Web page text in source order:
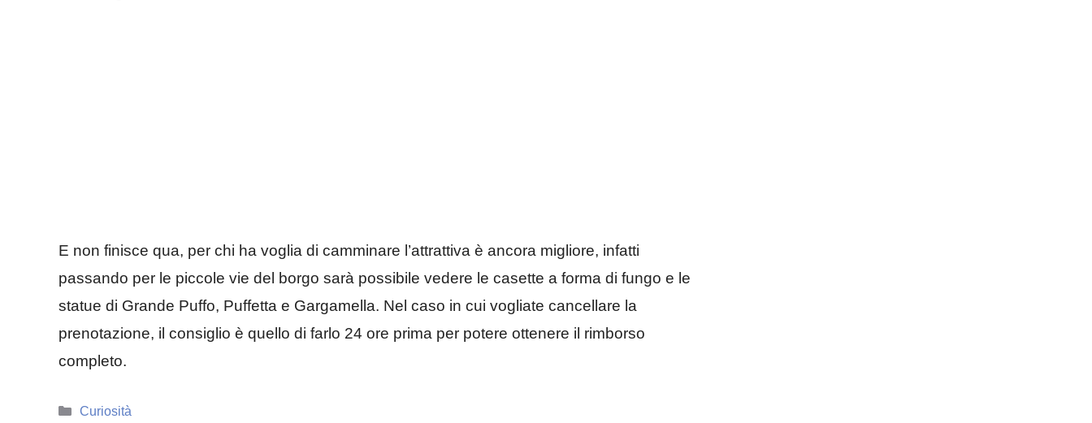
E non finisce qua, per chi ha voglia di camminare l’attrattiva è ancora migliore, infatti
passando per le piccole vie del borgo sarà possibile vedere le casette a forma di fungo e le
statue di Grande Puffo, Puffetta e Gargamella. Nel caso in cui vogliate cancellare la
prenotazione, il consiglio è quello di farlo 24 ore prima per potere ottenere il rimborso
completo.
Categorie
Curiosità